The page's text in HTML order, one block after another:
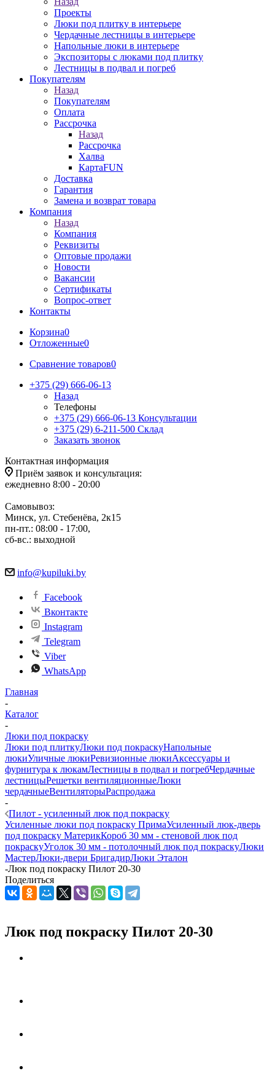
Проекты
Люки под плитку в интерьере
Чердачные лестницы в интерьере
Напольные люки в интерьере
Экспозиторы с люками под плитку
Лестницы в подвал и погреб
Покупателям
Назад
Покупателям
Оплата
Рассрочка
Назад
Рассрочка
Халва
КартаFUN
Доставка
Гарантия
Замена и возврат товара
Компания
Назад
Компания
Реквизиты
Оптовые продажи
Новости
Вакансии
Сертификаты
Вопрос-ответ
Контакты
Корзина0
Отложенные0
Сравнение товаров0
+375 (29) 666-06-13
Назад
Телефоны
+375 (29) 666-06-13 Консультации
+375 (29) 6-211-500 Склад
Заказать звонок
Контактная информация
Приём заявок и консультация:
ежедневно 8:00 - 20:00
Самовывоз:
Минск, ул. Стебенёва, 2к15
пн-пт.: 08:00 - 17:00,
сб-вс.: выходной
info@kupiluki.by
Facebook
Вконтакте
Instagram
Telegram
Viber
WhatsApp
Главная
-
Каталог
-
Люки под покраску
Люки под плиткуЛюки под покраскуНапольные
люкиУличные люкиРевизионные люкиАксессуары и
фурнитура к люкамЛестницы в подвал и погребЧердачные
лестницыРешетки вентиляционныеЛюки
чердачныеВентиляторыРаспродажа
-
Пилот - усиленный люк под покраску
Усиленные люки под покраску ПримаУсиленный люк-дверь
под покраску МатерикКороб 30 мм - стеновой люк под
покраскуУголок 30 мм - потолочный люк под покраскуЛюки
МастерЛюки-двери БригадирЛюки Эталон
-Люк под покраску Пилот 20-30
Поделиться
Люк под покраску Пилот 20-30